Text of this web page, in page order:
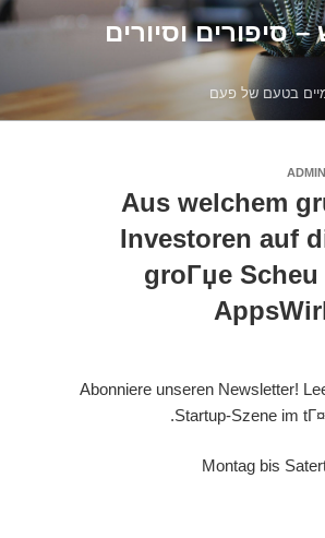
סיפורים וסיורים
בטעם של פעם
ADMIN
Aus welchem
Investoren auf
groГџe
Abonniere unseren Newsletter!
Startup-Szene im
Montag bis